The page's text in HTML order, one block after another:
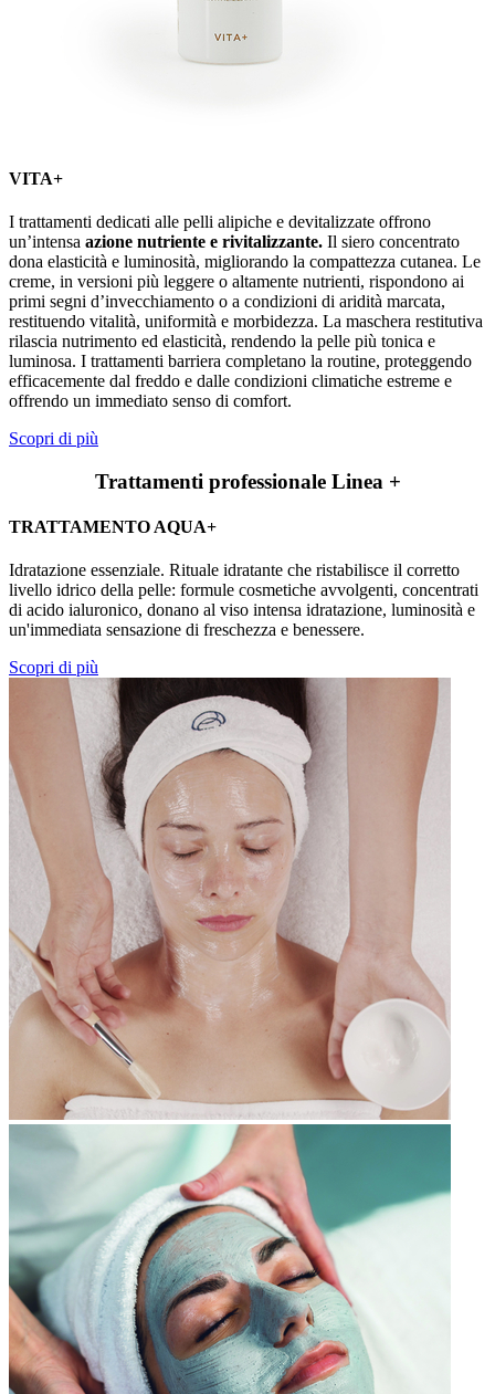
VITA+
I trattamenti dedicati alle pelli alipiche e devitalizzate offrono
un’intensa azione nutriente e rivitalizzante. Il siero concentrato
dona elasticità e luminosità, migliorando la compattezza cutanea. Le
creme, in versioni più leggere o altamente nutrienti, rispondono ai
primi segni d’invecchiamento o a condizioni di aridità marcata,
restituendo vitalità, uniformità e morbidezza. La maschera restitutiva
rilascia nutrimento ed elasticità, rendendo la pelle più tonica e
luminosa. I trattamenti barriera completano la routine, proteggendo
efficacemente dal freddo e dalle condizioni climatiche estreme e
offrendo un immediato senso di comfort.
Scopri di più
Trattamenti professionale Linea +
TRATTAMENTO AQUA+
Idratazione essenziale. Rituale idratante che ristabilisce il corretto
livello idrico della pelle: formule cosmetiche avvolgenti, concentrati
di acido ialuronico, donano al viso intensa idratazione, luminosità e
un'immediata sensazione di freschezza e benessere.
Scopri di più